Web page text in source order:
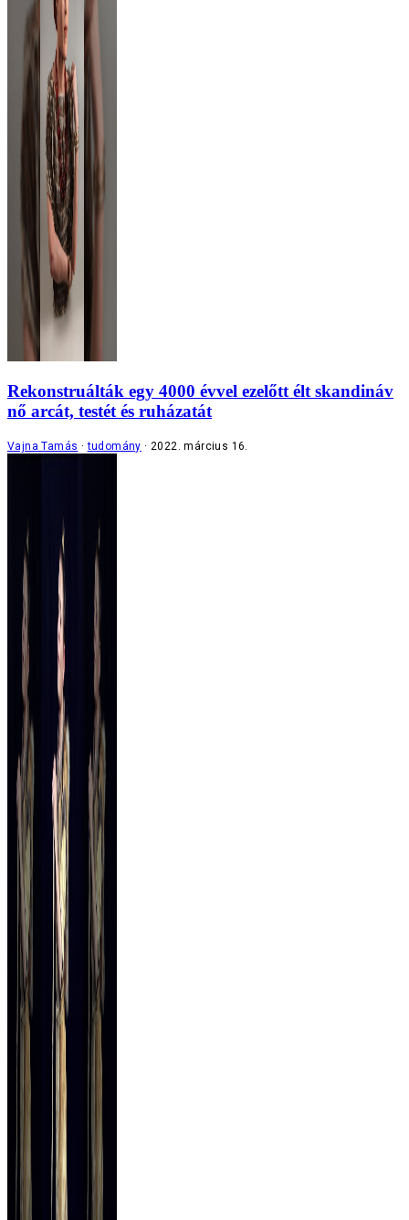
Rekonstruálták egy 4000 évvel ezelőtt élt skandináv
nő arcát, testét és ruházatát
Vajna Tamás tudomány 2022. március 16.